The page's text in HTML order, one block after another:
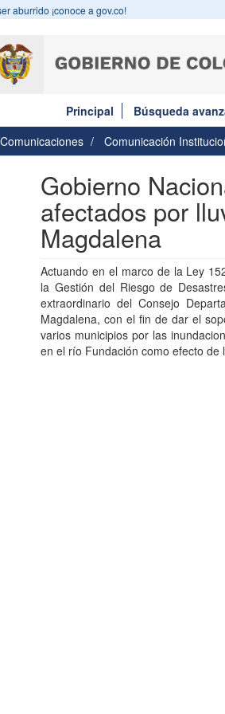
aburrido ¡conoce a gov.co!
Principal Búsqueda
Comunicación
Gobierno
afectados por
Magdalena
Actuando en el marco de la Ley
la Gestión del Riesgo de
extraordinario del Consejo
Magdalena, con el fin de dar el
varios municipios por las
en el río Fundación como efecto